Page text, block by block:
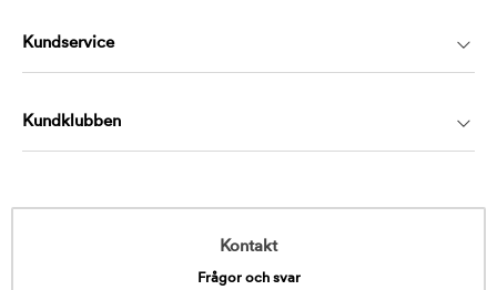
Kundservice
Kundklubben
Kontakt
Frågor och svar